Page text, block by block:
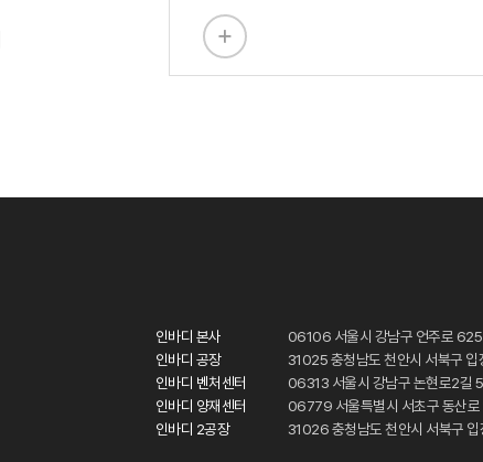
인바디 본사
06106 서울시 강남구 언주로 625
인바디 공장
31025 충청남도 천안시 서북구 입
인바디 벤처센터
06313 서울시 강남구 논현로2길
인바디 양재센터
06779 서울특별시 서초구 동산로
인바디 2공장
31026 충청남도 천안시 서북구